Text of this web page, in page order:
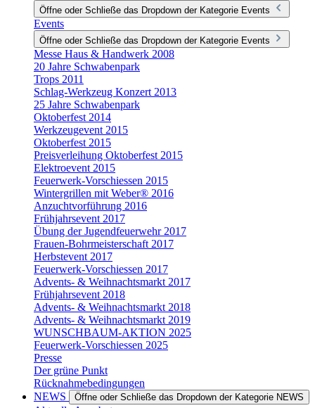
Öffne oder Schließe das Dropdown der Kategorie Events
Events
Öffne oder Schließe das Dropdown der Kategorie Events
Messe Haus & Handwerk 2008
20 Jahre Schwabenpark
Trops 2011
Schlag-Werkzeug Konzert 2013
25 Jahre Schwabenpark
Oktoberfest 2014
Werkzeugevent 2015
Oktoberfest 2015
Preisverleihung Oktoberfest 2015
Elektroevent 2015
Feuerwerk-Vorschiessen 2015
Wintergrillen mit Weber® 2016
Anzuchtvorführung 2016
Frühjahrsevent 2017
Übung der Jugendfeuerwehr 2017
Frauen-Bohrmeisterschaft 2017
Herbstevent 2017
Feuerwerk-Vorschiessen 2017
Advents- & Weihnachtsmarkt 2017
Frühjahrsevent 2018
Advents- & Weihnachtsmarkt 2018
Advents- & Weihnachtsmarkt 2019
WUNSCHBAUM-AKTION 2025
Feuerwerk-Vorschiessen 2025
Presse
Der grüne Punkt
Rücknahmebedingungen
NEWS
Öffne oder Schließe das Dropdown der Kategorie NEWS